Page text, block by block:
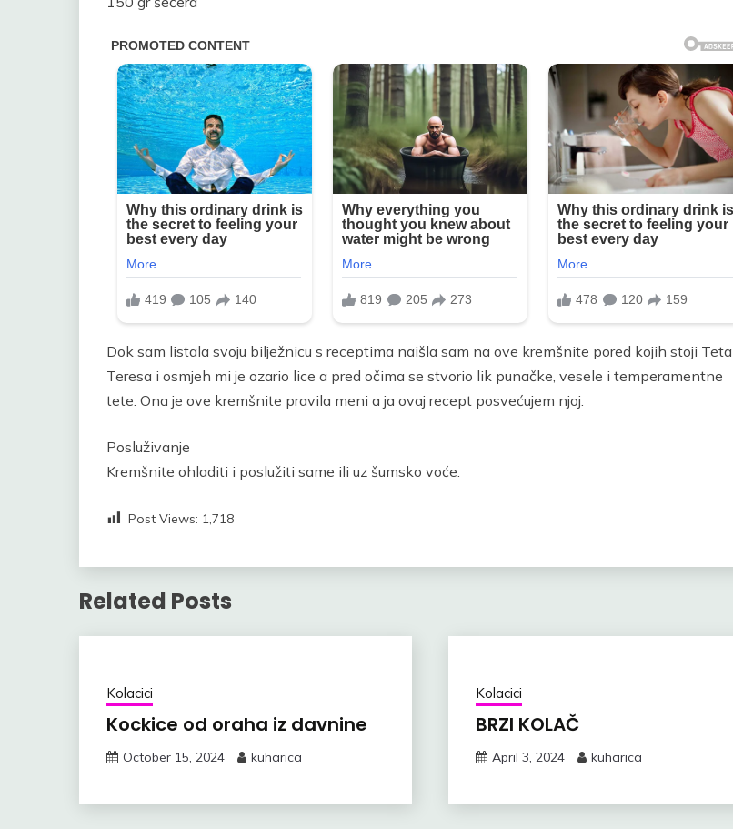
Dok sam listala svoju bilježnicu s receptima naišla sam na ove kremšnite pored kojih stoji Teta
Teresa i osmjeh mi je ozario lice a pred očima se stvorio lik punačke, vesele i temperamentne
tete. Ona je ove kremšnite pravila meni a ja ovaj recept posvećujem njoj.
Posluživanje
Kremšnite ohladiti i poslužiti same ili uz šumsko voće.
Post Views: 1,718
Related Posts
Kolacici
Kockice od oraha iz davnine
October 15, 2024 kuharica
Kolacici
BRZI KOLAČ
April 3, 2024 kuharica